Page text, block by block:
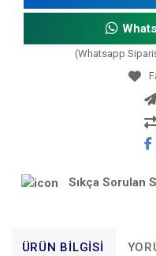
(Whatsapp
Sıkça Sorulan
ÜRÜN BILGISI